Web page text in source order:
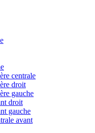
centrale
droit
gauche
droit
gauche
avant